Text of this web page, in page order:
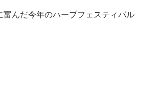
富んだ今年のハーブフェスティバル